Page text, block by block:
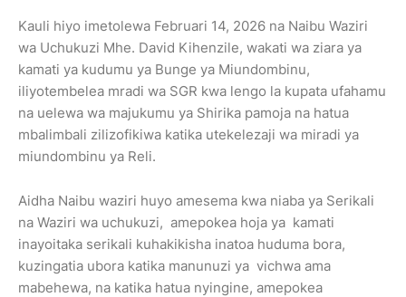
Kauli hiyo imetolewa Februari 14, 2026 na Naibu Waziri
wa Uchukuzi Mhe. David Kihenzile, wakati wa ziara ya
kamati ya kudumu ya Bunge ya Miundombinu,
iliyotembelea mradi wa SGR kwa lengo la kupata ufahamu
na uelewa wa majukumu ya Shirika pamoja na hatua
mbalimbali zilizofikiwa katika utekelezaji wa miradi ya
miundombinu ya Reli.
Aidha Naibu waziri huyo amesema kwa niaba ya Serikali
na Waziri wa uchukuzi, amepokea hoja ya kamati
inayoitaka serikali kuhakikisha inatoa huduma bora,
kuzingatia ubora katika manunuzi ya vichwa ama
mabehewa, na katika hatua nyingine, amepokea